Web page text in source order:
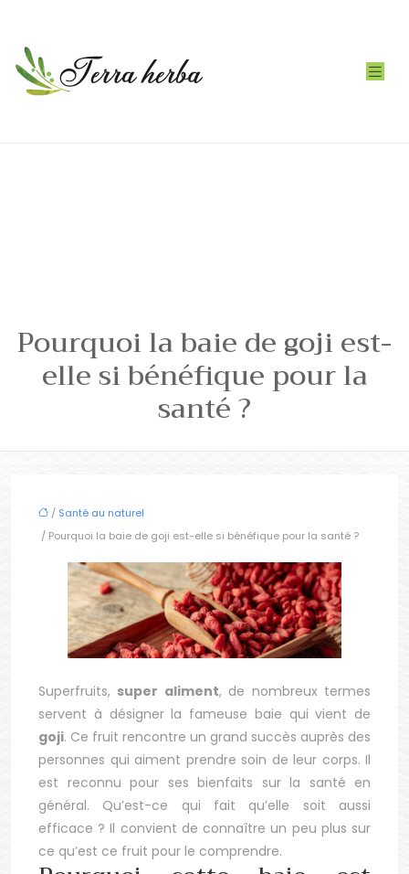
Pourquoi la baie de goji est-
elle si bénéfique pour la
santé ?
/ Santé au naturel
/ Pourquoi la baie de goji est-elle si bénéfique pour la santé ?
Superfruits, super aliment, de nombreux termes
servent à désigner la fameuse baie qui vient de
goji. Ce fruit rencontre un grand succès auprès des
personnes qui aiment prendre soin de leur corps. Il
est reconnu pour ses bienfaits sur la santé en
général. Qu’est-ce qui fait qu’elle soit aussi
efficace ? Il convient de connaître un peu plus sur
ce qu’est ce fruit pour le comprendre.